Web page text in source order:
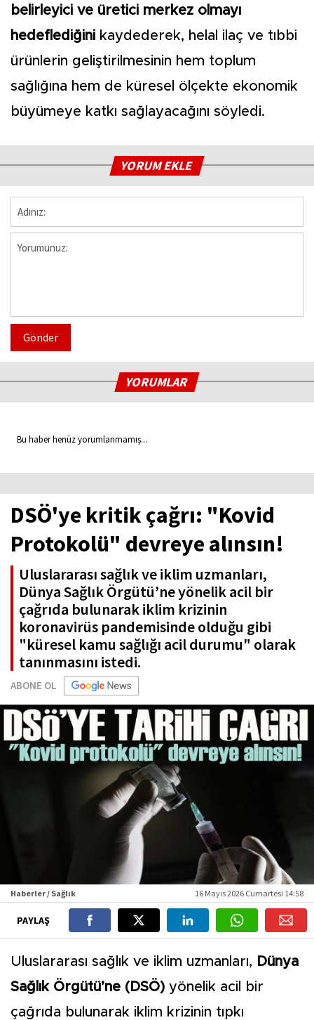
belirleyici ve üretici merkez olmayı
hedeflediğini kaydederek, helal ilaç ve tıbbi
ürünlerin geliştirilmesinin hem toplum
sağlığına hem de küresel ölçekte ekonomik
büyümeye katkı sağlayacağını söyledi.
YORUM EKLE
Gönder
YORUMLAR
Bu haber henüz yorumlanmamış...
DSÖ'ye kritik çağrı: "Kovid
Protokolü" devreye alınsın!
Uluslararası sağlık ve iklim uzmanları,
Dünya Sağlık Örgütü’ne yönelik acil bir
çağrıda bulunarak iklim krizinin
koronavirüs pandemisinde olduğu gibi
"küresel kamu sağlığı acil durumu" olarak
tanınmasını istedi.
ABONE OL
Haberler / Sağlık 16 Mayıs 2026 Cumartesi 14:58
PAYLAŞ
Uluslararası sağlık ve iklim uzmanları, Dünya
Sağlık Örgütü’ne (DSÖ) yönelik acil bir
çağrıda bulunarak iklim krizinin tıpkı